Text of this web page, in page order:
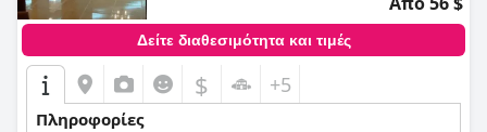
Δείτε διαθεσιμότητα και τιμές
$ +5
Πληροφορίες